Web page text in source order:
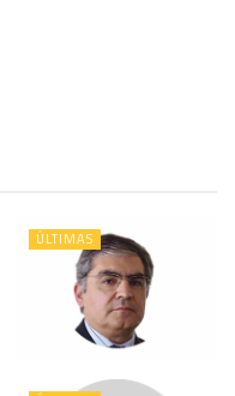
ÚLTIMAS